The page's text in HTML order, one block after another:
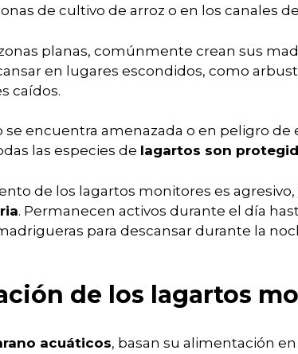
de cultivo de arroz o en los canales
planas, comúnmente crean sus
en lugares escondidos, como
caídos.
se encuentra amenazada o en peligro de
las especies de lagartos son
de los lagartos monitores es agresivo,
. Permanecen activos durante el día
para descansar durante la
de los lagartos
acuáticos, basan su alimentación en